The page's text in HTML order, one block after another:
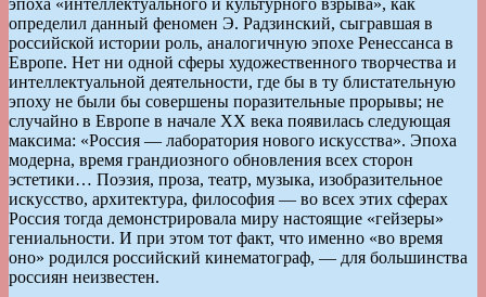
определил данный феномен Э. Радзинский, сыгравшая в
российской истории роль, аналогичную эпохе Ренессанса в
Европе. Нет ни одной сферы художественного творчества и
интеллектуальной деятельности, где бы в ту блистательную
эпоху не были бы совершены поразительные прорывы; не
случайно в Европе в начале ХХ века появилась следующая
максима: «Россия — лаборатория нового искусства». Эпоха
модерна, время грандиозного обновления всех сторон
эстетики… Поэзия, проза, театр, музыка, изобразительное
искусство, архитектура, философия — во всех этих сферах
Россия тогда демонстрировала миру настоящие «гейзеры»
гениальности. И при этом тот факт, что именно «во время
оно» родился российский кинематограф, — для большинства
россиян неизвестен.